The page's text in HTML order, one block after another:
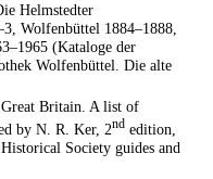
Helmstedter
Wolfenbüttel 1884–1888,
(Kataloge der
Wolfenbüttel. Die alte
Britain. A list of
by N. R. Ker, 2nd edition,
Society guides and